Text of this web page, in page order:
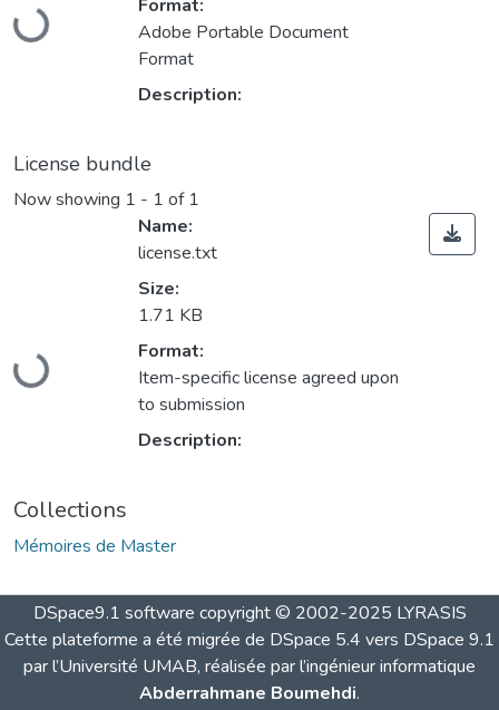
Format:
Adobe Portable Document
Format
Description:
License bundle
Now showing 1 - 1 of 1
Loading...
Name:
license.txt
Size:
1.71 KB
Format:
Item-specific license agreed upon
to submission
Description:
Collections
Mémoires de Master
DSpace9.1 software copyright © 2002-2025 LYRASIS
Cette plateforme a été migrée de DSpace 5.4 vers DSpace 9.1
par l’Université UMAB, réalisée par l’ingénieur informatique
Abderrahmane Boumehdi.